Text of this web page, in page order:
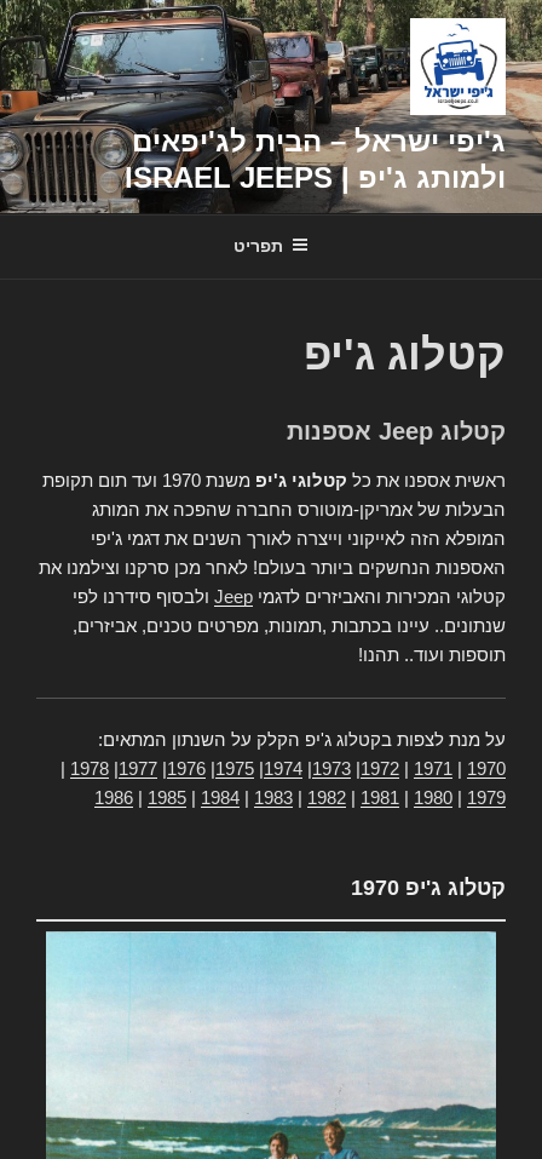
דילוג
לתוכן
ג'יפי ישראל – הבית לג'יפאים
ולמותג ג'יפ | ISRAEL JEEPS
תפריט
קטלוג ג'יפ
קטלוג Jeep אספנות
ראשית אספנו את כל קטלוגי ג'יפ
משנת 1970 ועד תום תקופת
הבעלות של אמריקן-מוטורס החברה שהפכה את המותג
המופלא הזה לאייקוני וייצרה לאורך השנים את דגמי ג'יפי
האספנות הנחשקים ביותר בעולם! לאחר מכן סרקנו וצילמנו את
קטלוגי המכירות והאביזרים לדגמי Jeep ולבסוף סידרנו לפי
שנתונים.. עיינו בכתבות ,תמונות, מפרטים טכנים, אביזרים,
תוספות ועוד.. תהנו!
על מנת לצפות בקטלוג ג'יפ הקלק על השנתון המתאים:
1970
1971
1972
1973
1974
1975
1976
1977
1978
1979
1980
1981
1982
1983
1984
1985
1986
קטלוג ג'יפ 1970